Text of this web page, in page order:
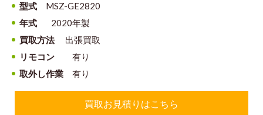
型式
MSZ-GE2820
年式 2020年製
買取方法出張買取
リモコン 有り
取外し作業 有り
買取お見積りはこちら